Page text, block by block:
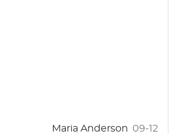
Maria Anderson 09-12